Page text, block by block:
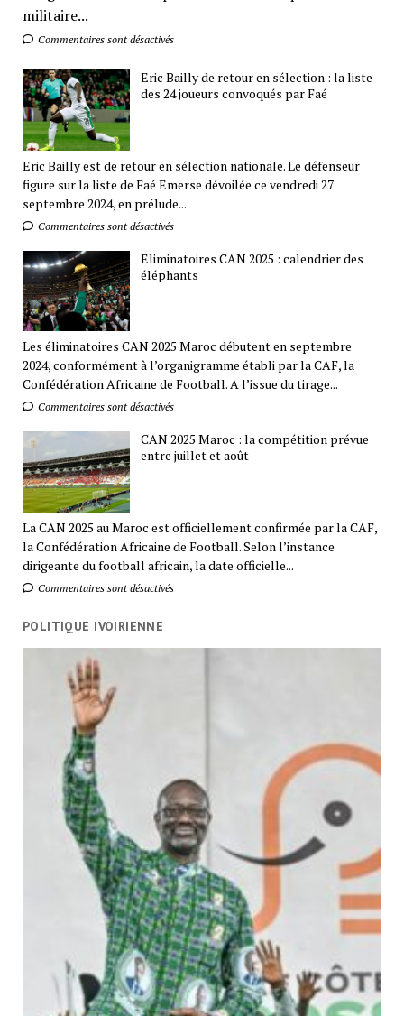
militaire...
Commentaires sont désactivés
Eric Bailly de retour en sélection : la liste
des 24 joueurs convoqués par Faé
Eric Bailly est de retour en sélection nationale. Le défenseur
figure sur la liste de Faé Emerse dévoilée ce vendredi 27
septembre 2024, en prélude...
Commentaires sont désactivés
Eliminatoires CAN 2025 : calendrier des
éléphants
Les éliminatoires CAN 2025 Maroc débutent en septembre
2024, conformément à l’organigramme établi par la CAF, la
Confédération Africaine de Football. A l’issue du tirage...
Commentaires sont désactivés
CAN 2025 Maroc : la compétition prévue
entre juillet et août
La CAN 2025 au Maroc est officiellement confirmée par la CAF,
la Confédération Africaine de Football. Selon l’instance
dirigeante du football africain, la date officielle...
Commentaires sont désactivés
POLITIQUE IVOIRIENNE